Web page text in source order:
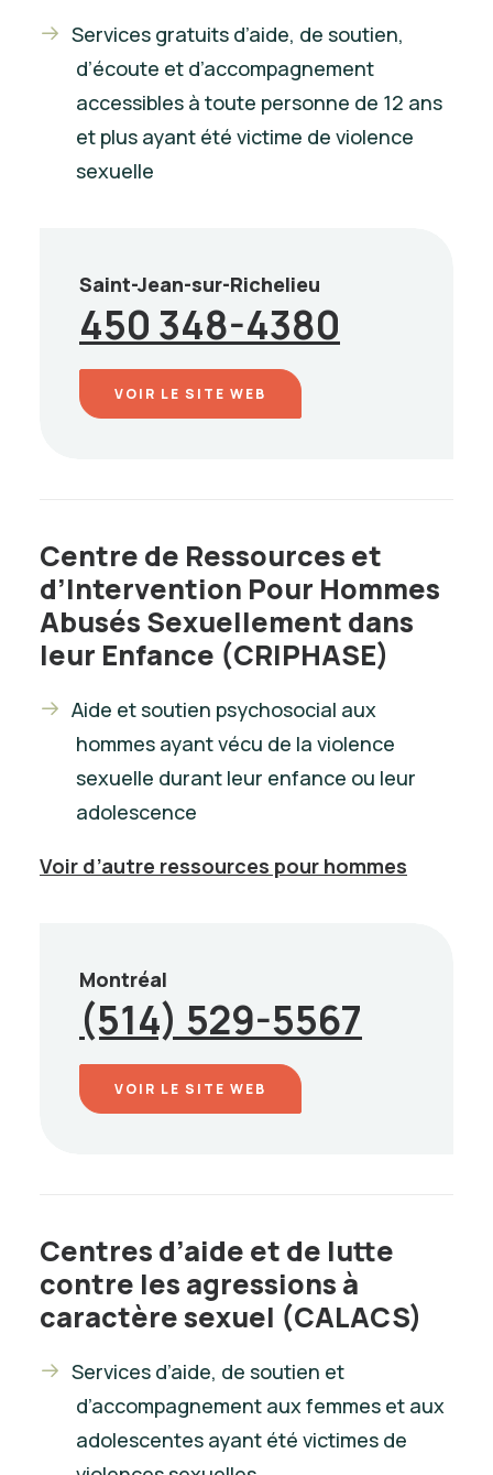
Services gratuits d’aide, de soutien,
d’écoute et d’accompagnement
accessibles à toute personne de 12 ans
et plus ayant été victime de violence
sexuelle
Saint-Jean-sur-Richelieu
450 348-4380
VOIR LE SITE WEB
Centre de Ressources et
d’Intervention Pour Hommes
Abusés Sexuellement dans
leur Enfance (CRIPHASE)
Aide et soutien psychosocial aux
hommes ayant vécu de la violence
sexuelle durant leur enfance ou leur
adolescence
Voir d’autre ressources pour hommes
Montréal
(514) 529-5567
VOIR LE SITE WEB
Centres d’aide et de lutte
contre les agressions à
caractère sexuel (CALACS)
Services d’aide, de soutien et
d’accompagnement aux femmes et aux
adolescentes ayant été victimes de